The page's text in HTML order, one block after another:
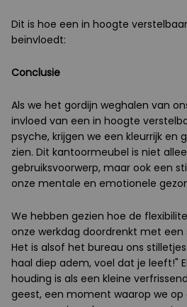
Dit is hoe een in hoogte
beïnvloedt:
Conclusie
Als we het gordijn weghalen van
invloed van een in hoogte
psyche, krijgen we een kleurrijk en
zien. Dit kantoormeubel is niet
gebruiksvoorwerp, maar ook een
onze mentale en emotionele
We hebben gezien hoe de
onze werkdag doordrenkt met
Het is alsof het bureau ons
haal diep adem, voel dat je leeft!"
houding is als een kleine
geest, een moment waarop we